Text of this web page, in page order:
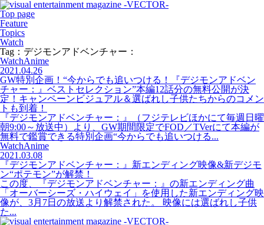
Top page
Feature
Topics
Watch
Tag：デジモンアドベンチャー：
WatchAnime
2021.04.26
GW特別企画！“今からでも追いつける！『デジモンアドベン
チャー：』ベストセレクション”本編12話分の無料公開が決
定！キャンペーンビジュアル＆選ばれし子供たちからのコメン
トも到着！
『デジモンアドベンチャー：』（フジテレビほかにて毎週日曜
朝9:00～放送中）より、GW期間限定でFOD／TVerにて本編が
無料で鑑賞できる特別企画“今からでも追いつける...
WatchAnime
2021.03.08
『デジモンアドベンチャー：』新エンディング映像&新デジモ
ン“ポテモン”が解禁！
この度、『デジモンアドベンチャー：』の新エンディング曲
「オーバーシーズ・ハイウェイ」を使用した新エンディング映
像が、3月7日の放送より解禁された。 映像には選ばれし子供
た...